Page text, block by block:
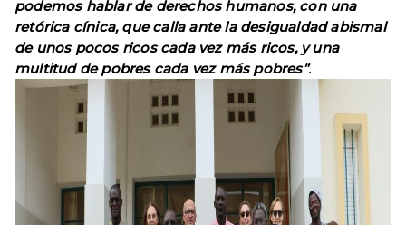
podemos hablar de derechos humanos, con una
retórica cínica, que calla ante la desigualdad abismal
de unos pocos ricoscada vez más ricos, y una
multitud de pobres cada vez más pobres”.